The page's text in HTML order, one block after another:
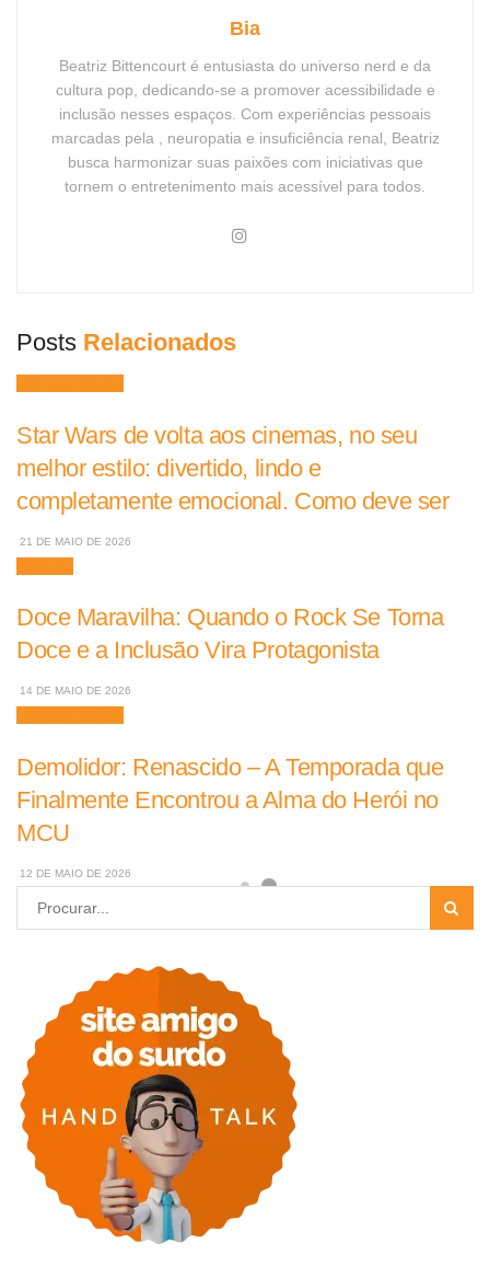
Bia
Beatriz Bittencourt é entusiasta do universo nerd e da
cultura pop, dedicando-se a promover acessibilidade e
inclusão nesses espaços. Com experiências pessoais
marcadas pela , neuropatia e insuficiência renal, Beatriz
busca harmonizar suas paixões com iniciativas que
tornem o entretenimento mais acessível para todos.
Posts Relacionados
Star Wars de volta aos cinemas, no seu
melhor estilo: divertido, lindo e
completamente emocional. Como deve ser
21 DE MAIO DE 2026
Doce Maravilha: Quando o Rock Se Torna
Doce e a Inclusão Vira Protagonista
14 DE MAIO DE 2026
Demolidor: Renascido – A Temporada que
Finalmente Encontrou a Alma do Herói no
MCU
12 DE MAIO DE 2026